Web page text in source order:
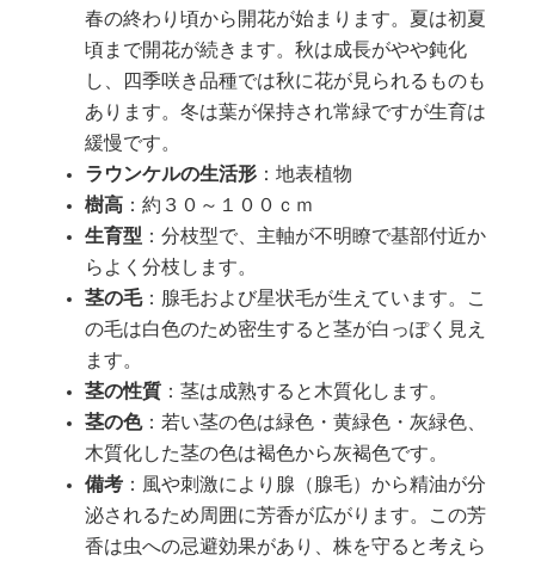
春の終わり頃から開花が始まります。夏は初夏
頃まで開花が続きます。秋は成長がやや鈍化
し、四季咲き品種では秋に花が見られるものも
あります。冬は葉が保持され常緑ですが生育は
緩慢です。
ラウンケルの生活形 ：地表植物
樹高 ：約３０～１００ｃｍ
生育型 ：分枝型で、主軸が不明瞭で基部付近か
らよく分枝します。
茎の毛：腺毛および星状毛が生えています。こ
の毛は白色のため密生すると茎が白っぽく見え
ます。
茎の性質 ：茎は成熟すると木質化します。
茎の色：若い茎の色は緑色・黄緑色・灰緑色、
木質化した茎の色は褐色から灰褐色です。
備考 ：風や刺激により腺（腺毛）から精油が分
泌されるため周囲に芳香が広がります。この芳
香は虫への忌避効果があり、株を守ると考えら